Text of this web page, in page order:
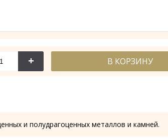
114-044
+ В КОРЗИНУ
и полудрагоценных металлов и камней.